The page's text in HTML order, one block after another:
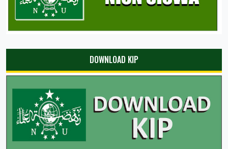
DOWNLOAD KIP